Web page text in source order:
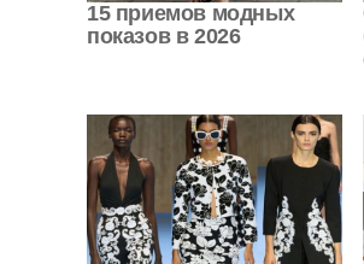
15 приемов модных
показов в 2026